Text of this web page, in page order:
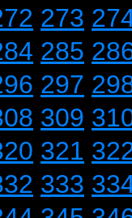
273
285
297
309
321
333